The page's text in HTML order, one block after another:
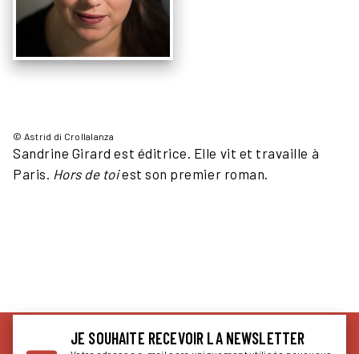
Sandrine Girard est éditrice. Elle vit et travaille à
Paris. Hors de toiest son premier roman.
© Astrid di Crollalanza
JE SOUHAITE RECEVOIR LA NEWSLETTER